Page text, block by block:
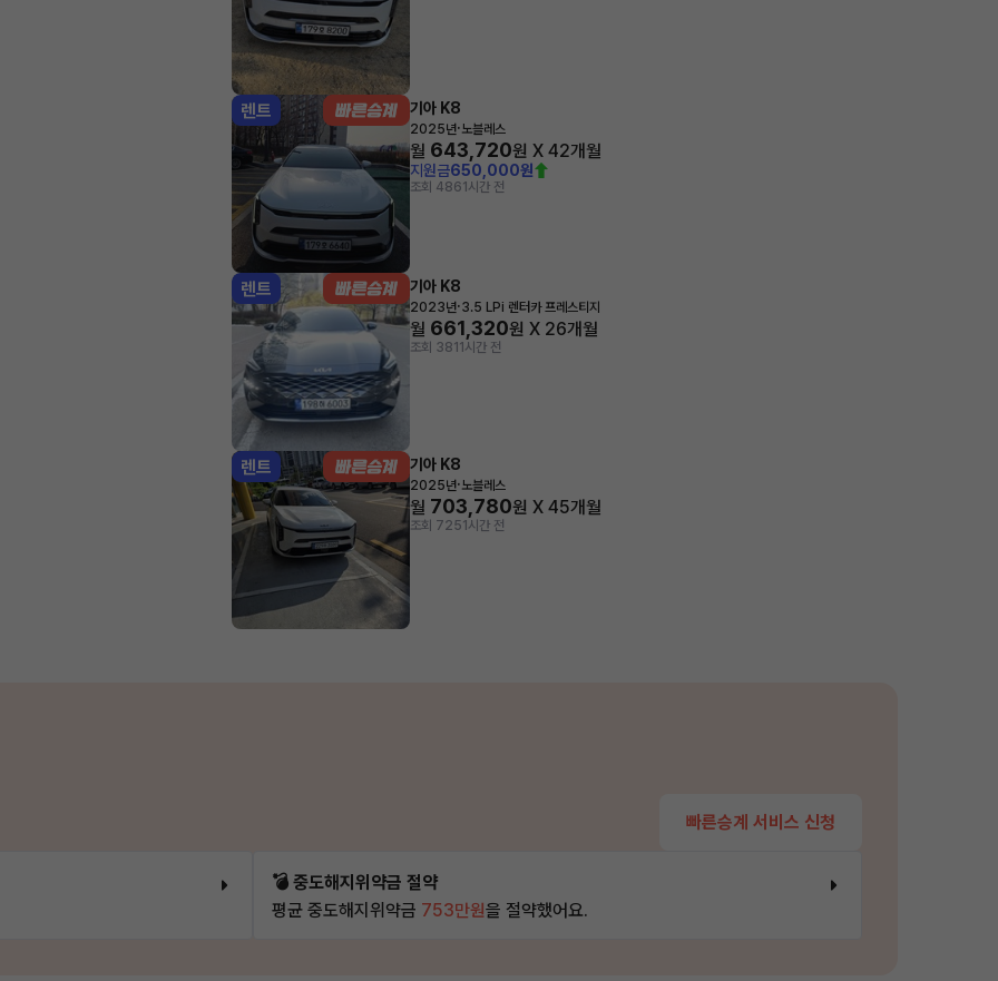
렌트 기아 K8
2025년·노블레스
월 643,720원 X 42개월
지원금650,000원
조회 4861시간 전
렌트 기아 K8
2023년·3.5 LPi 렌터카 프레스티지
월 661,320원 X 26개월
조회 381 1시간 전
렌트 기아 K8
2025년·노블레스
월 703,780원 X 45개월
조회 7251시간 전
빠른승계 서비스 신청
💣 중도해지위약금 절약
평균 중도해지위약금 753만원을 절약했어요.